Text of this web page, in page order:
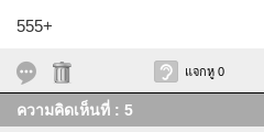
555+
แจกหู 0
ความคิดเห็นที่ : 5